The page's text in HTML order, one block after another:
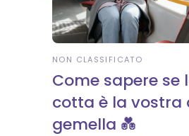
NON CLASSIFICATO
Come sapere se
cotta è la vostra
gemella 💑